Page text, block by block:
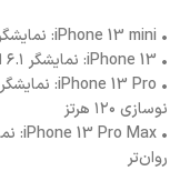
• iPhone 13 mini: نمایشگر ۵.۴ اینچی
• iPhone 13: نمایشگر ۶.۱ اینچی
• iPhone 13 Pro: نمایشگر ۶.۱ اینچی با فناوری
نوسازی ۱۲۰ هرتز
• iPhone 13 Pro Max: نمایشگر ۶.۷ اینچی
روان‌تر